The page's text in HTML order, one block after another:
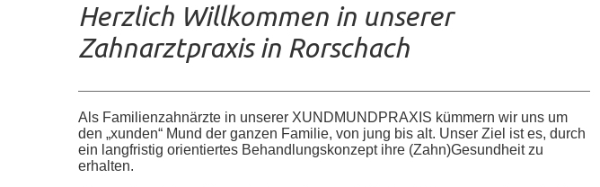
Herzlich Willkommen in unserer
Zahnarztpraxis in Rorschach
Als Familienzahnärzte in unserer XUNDMUNDPRAXIS kümmern wir uns um
den „xunden“ Mund der ganzen Familie, von jung bis alt. Unser Ziel ist es, durch
ein langfristig orientiertes Behandlungskonzept ihre (Zahn)Gesundheit zu
erhalten.